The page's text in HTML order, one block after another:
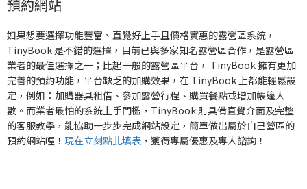
預約網站
如果想要選擇功能豐富、直覺好上手且價格實惠的露營區系統，
TinyBook 是不錯的選擇，目前已與多家知名露營區合作，是露營區
業者的最佳選擇之一； 比起一般的露營區平台， TinyBook 擁有更加
完善的預約功能，平台缺乏的加購效果，在 TinyBook 上都能輕鬆設
定，例如：加購器具租借、參加露營行程、購買餐點或增加帳篷人
數。而業者最怕的系統上手門檻，TinyBook 則具備直覺介面及完整
的客服教學，能協助一步步完成網站設定，簡單做出屬於自己營區的
預約網站喔！ 現在立刻點此填表 ，獲得專屬優惠及專人諮詢！